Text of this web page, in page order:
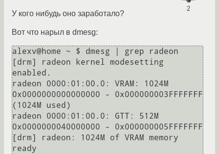
2
У кого нибудь оно заработало?
Вот что нарыл в dmesg:
alexv@home ~ $ dmesg | grep radeon
[drm] radeon kernel modesetting
enabled.
radeon 0000:01:00.0: VRAM: 1024M
0x0000000000000000 - 0x000000003FFFFFFF
(1024M used)
radeon 0000:01:00.0: GTT: 512M
0x0000000040000000 - 0x000000005FFFFFFF
[drm] radeon: 1024M of VRAM memory
ready